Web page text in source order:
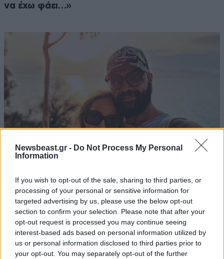
Newsbeast.gr - Do Not Process My Personal
Information
If you wish to opt-out of the sale, sharing to third parties, or
processing of your personal or sensitive information for
targeted advertising by us, please use the below opt-out
section to confirm your selection. Please note that after your
opt-out request is processed you may continue seeing
interest-based ads based on personal information utilized by
us or personal information disclosed to third parties prior to
your opt-out. You may separately opt-out of the further
να έχω φάει…»
Περικλής Κονδυλάτος: Οι πρώτες φωτογραφίες
με τη σύντροφό του Ελίνα από τις διακοπές
τους